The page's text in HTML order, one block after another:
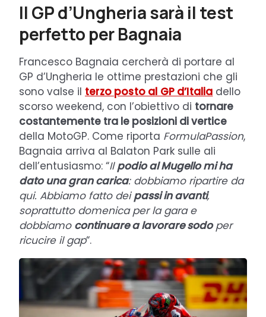
Il GP d’Ungheria sarà il test
perfetto per Bagnaia
Francesco Bagnaia cercherà di portare al
GP d’Ungheria le ottime prestazioni che gli
sono valse il terzo posto al GP d’Italia dello
scorso weekend, con l’obiettivo di tornare
costantemente tra le posizioni di vertice
della MotoGP. Come riporta FormulaPassion,
Bagnaia arriva al Balaton Park sulle ali
dell’entusiasmo: “Ilpodio al Mugello mi ha
dato una gran carica: dobbiamo ripartire da
qui. Abbiamo fatto deipassi in avanti,
soprattutto domenica per la gara e
dobbiamo continuare a lavorare sodoper
ricucire il gap“.